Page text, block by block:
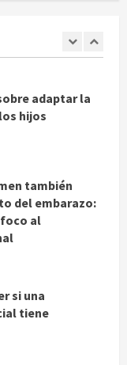
no consentido
adaptar la
hijos
también
del embarazo:
al
si una
tiene